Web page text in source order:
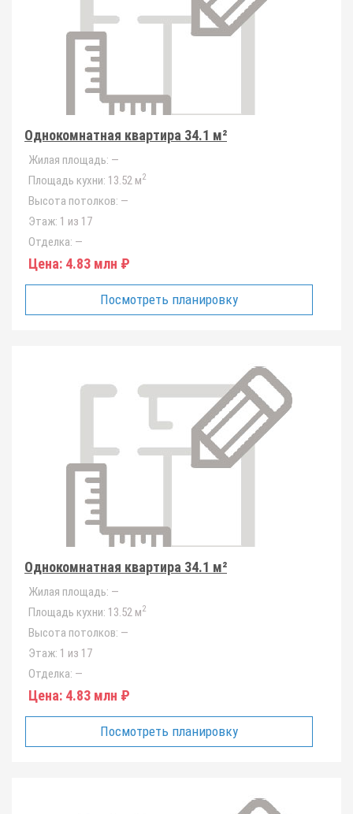
Однокомнатная квартира 34.1 м²
Жилая площадь: —
Площадь кухни: 13.52 м2
Высота потолков: —
Этаж: 1 из 17
Отделка: —
Цена: 4.83 млн ₽
Посмотреть планировку
Однокомнатная квартира 34.1 м²
Жилая площадь: —
Площадь кухни: 13.52 м2
Высота потолков: —
Этаж: 1 из 17
Отделка: —
Цена: 4.83 млн ₽
Посмотреть планировку